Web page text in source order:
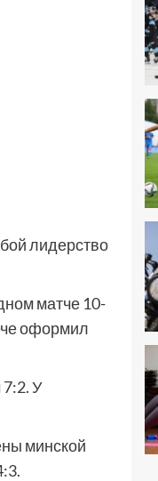
лидерство
матче 10-
оформил
У
минской